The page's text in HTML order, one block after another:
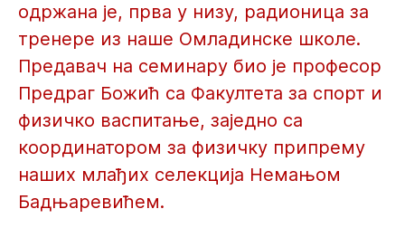
одржана је, прва у низу, радионица за
тренере из наше Омладинске школе.
Предавач на семинару био је професор
Предраг Божић са Факултета за спорт и
физичко васпитање, заједно са
координатором за физичку припрему
наших млађих селекција Немањом
Бадњаревићем.